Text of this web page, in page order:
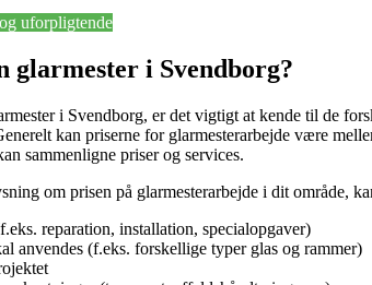
uforpligtende
glarmester i Svendborg?
i Svendborg, er det vigtigt at kende til de
kan priserne for glarmesterarbejde være
sammenligne priser og services.
om prisen på glarmesterarbejde i dit område,
reparation, installation, specialopgaver)
anvendes (f.eks. forskellige typer glas og rammer)